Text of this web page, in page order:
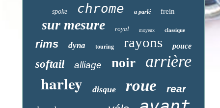
spoke chrome a parlé frein
sur mesure royal moyeux classique
rims dyna touring rayons pouce
softail alliage noir arrière
harley disque roue rear